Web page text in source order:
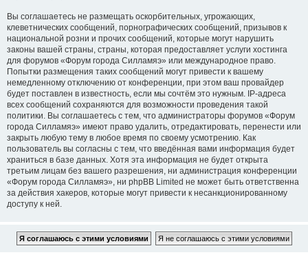
Вы соглашаетесь не размещать оскорбительных, угрожающих,
клеветнических сообщений, порнографических сообщений, призывов к
национальной розни и прочих сообщений, которые могут нарушить
законы вашей страны, страны, которая предоставляет услуги хостинга
для форумов «Форум города Силламяэ» или международное право.
Попытки размещения таких сообщений могут привести к вашему
немедленному отключению от конференции, при этом ваш провайдер
будет поставлен в известность, если мы сочтём это нужным. IP-адреса
всех сообщений сохраняются для возможности проведения такой
политики. Вы соглашаетесь с тем, что администраторы форумов «Форум
города Силламяэ» имеют право удалить, отредактировать, перенести или
закрыть любую тему в любое время по своему усмотрению. Как
пользователь вы согласны с тем, что введённая вами информация будет
храниться в базе данных. Хотя эта информация не будет открыта
третьим лицам без вашего разрешения, ни администрация конференции
«Форум города Силламяэ», ни phpBB Limited не может быть ответственна
за действия хакеров, которые могут привести к несанкционированному
доступу к ней.